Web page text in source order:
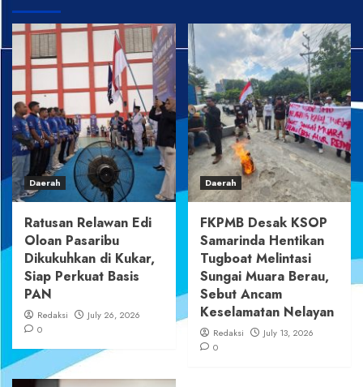
Daerah
Ratusan Relawan Edi
Oloan Pasaribu
Dikukuhkan di Kukar,
Siap Perkuat Basis
PAN
Redaksi
July 26, 2026
0
Daerah
FKPMB Desak KSOP
Samarinda Hentikan
Tugboat Melintasi
Sungai Muara Berau,
Sebut Ancam
Keselamatan Nelayan
Redaksi
July 13, 2026
0